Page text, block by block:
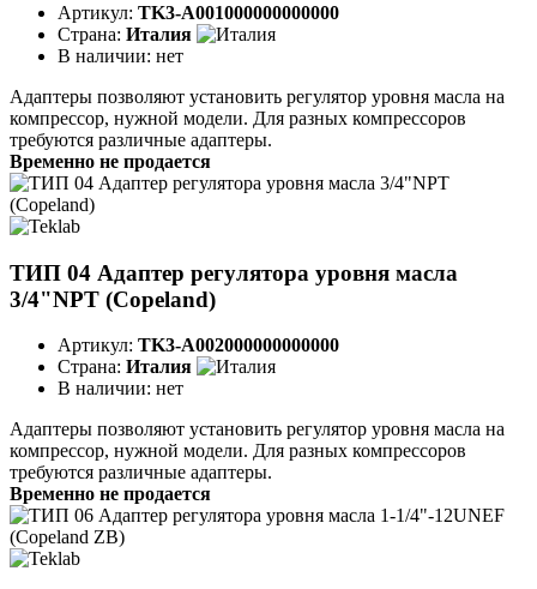
Артикул: TK3-A001000000000000
Страна: Италия
В наличии: нет
Адаптеры позволяют установить регулятор уровня масла на
компрессор, нужной модели. Для разных компрессоров
требуются различные адаптеры.
Временно не продается
ТИП 04 Адаптер регулятора уровня масла
3/4"NPT (Copeland)
Артикул: TK3-A002000000000000
Страна: Италия
В наличии: нет
Адаптеры позволяют установить регулятор уровня масла на
компрессор, нужной модели. Для разных компрессоров
требуются различные адаптеры.
Временно не продается